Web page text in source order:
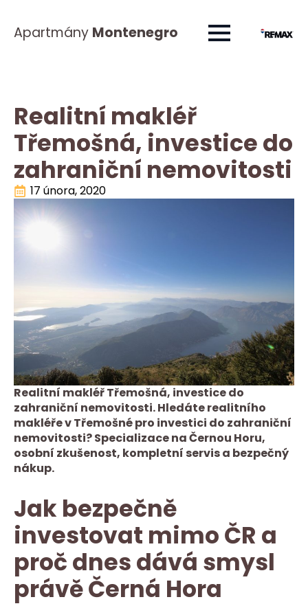
Apartmány Montenegro
Realitní makléř
Třemošná, investice do
zahraniční nemovitosti
17 února, 2020
Realitní makléř Třemošná, investice do
zahraniční nemovitosti. Hledáte realitního
makléře v Třemošné pro investici do zahraniční
nemovitosti? Specializace na Černou Horu,
osobní zkušenost, kompletní servis a bezpečný
nákup.
Jak bezpečně
investovat mimo ČR a
proč dnes dává smysl
právě Černá Hora